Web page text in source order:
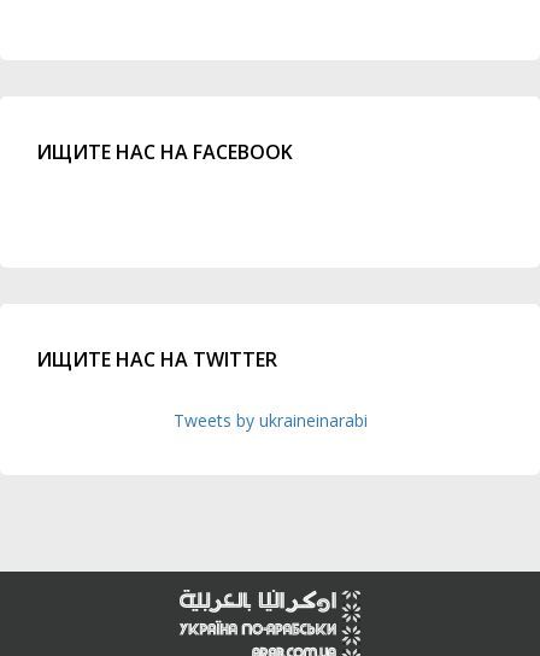
ИЩИТЕ НАС НА FACEBOOK
ИЩИТЕ НАС НА TWITTER
Tweets by ukraineinarabi